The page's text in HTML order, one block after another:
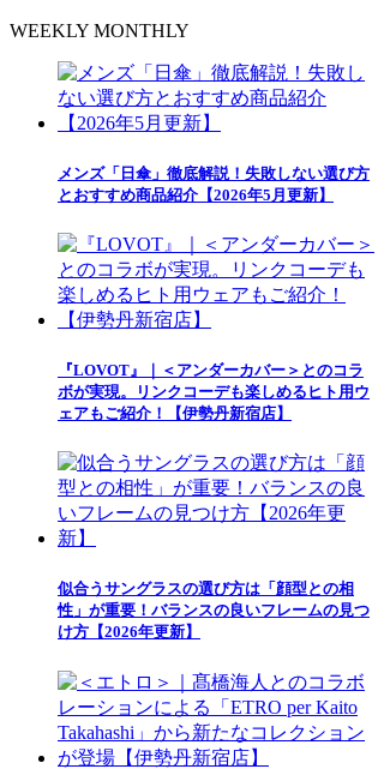
WEEKLY MONTHLY
メンズ「日傘」徹底解説！失敗しない選び方
とおすすめ商品紹介【2026年5月更新】
『LOVOT』｜＜アンダーカバー＞とのコラ
ボが実現。リンクコーデも楽しめるヒト用ウ
ェアもご紹介！【伊勢丹新宿店】
似合うサングラスの選び方は「顔型との相
性」が重要！バランスの良いフレームの見つ
け方【2026年更新】